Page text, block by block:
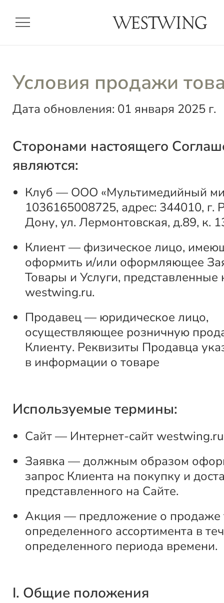
menu
Условия продажи
Дата обновления: 01 января 2025 г.
Сторонами настоящего
являются:
Клуб — ООО «Мультимедийный
1036165008725, адрес: 344010, г.
Дону, ул. Лермонтовская, д.89, к.
Клиент — физическое лицо,
оформить и/или оформляющее
Товары и Услуги, представленные
westwing.ru.
Продавец — юридическое лицо,
осуществляющее розничную
Клиенту. Реквизиты Продавца
в информации о товаре
Используемые термины:
Сайт — Интернет-сайт westwing.ru
Заявка — должным образом
запрос Клиента на покупку и
представленного на Сайте.
Акция — предложение о продаже
определенного ассортимента в
определенного периода времени.
I. Общие положения